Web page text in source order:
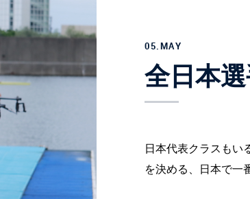
05.MAY
全日本
日本代表クラスもい
を決める、日本で一